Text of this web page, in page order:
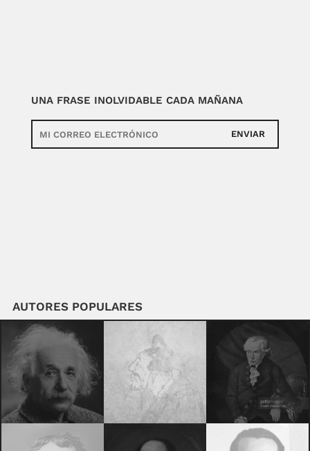
UNA FRASE INOLVIDABLE CADA MAÑANA
ENVIAR
AUTORES POPULARES